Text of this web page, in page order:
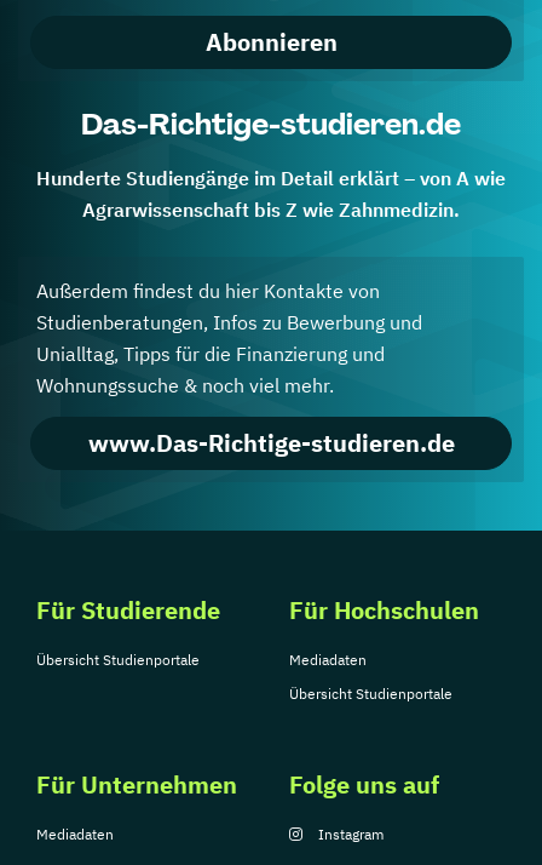
Abonnieren
Das-Richtige-studieren.de
Hunderte Studiengänge im Detail erklärt – von A wie
Agrarwissenschaft bis Z wie Zahnmedizin.
Außerdem findest du hier Kontakte von
Studienberatungen, Infos zu Bewerbung und
Unialltag, Tipps für die Finanzierung und
Wohnungssuche & noch viel mehr.
www.Das-Richtige-studieren.de
Für Studierende
Übersicht Studienportale
Für Hochschulen
Mediadaten
Übersicht Studienportale
Für Unternehmen
Mediadaten
Folge uns auf
Instagram